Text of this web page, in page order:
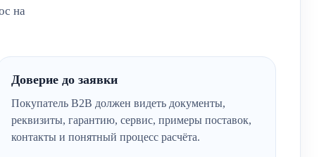
на
Доверие до заявки
Покупатель B2B должен видеть документы,
реквизиты, гарантию, сервис, примеры поставок,
контакты и понятный процесс расчёта.